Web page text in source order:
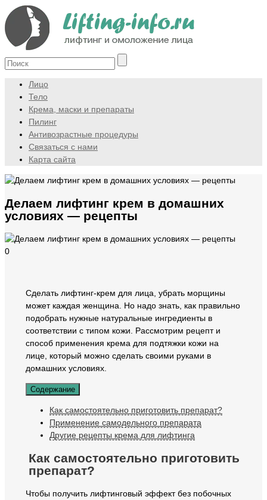
Лицо
Тело
Крема, маски и препараты
Пилинг
Антивозрастные процедуры
Связаться с нами
Карта сайта
Делаем лифтинг крем в домашних
условиях — рецепты
0
Сделать лифтинг-крем для лица, убрать морщины
может каждая женщина. Но надо знать, как правильно
подобрать нужные натуральные ингредиенты в
соответствии с типом кожи. Рассмотрим рецепт и
способ применения крема для подтяжки кожи на
лице, который можно сделать своими руками в
домашних условиях.
Содержание
Как самостоятельно приготовить препарат?
Применение самодельного препарата
Другие рецепты крема для лифтинга
Как самостоятельно приготовить
препарат?
Чтобы получить лифтинговый эффект без побочных